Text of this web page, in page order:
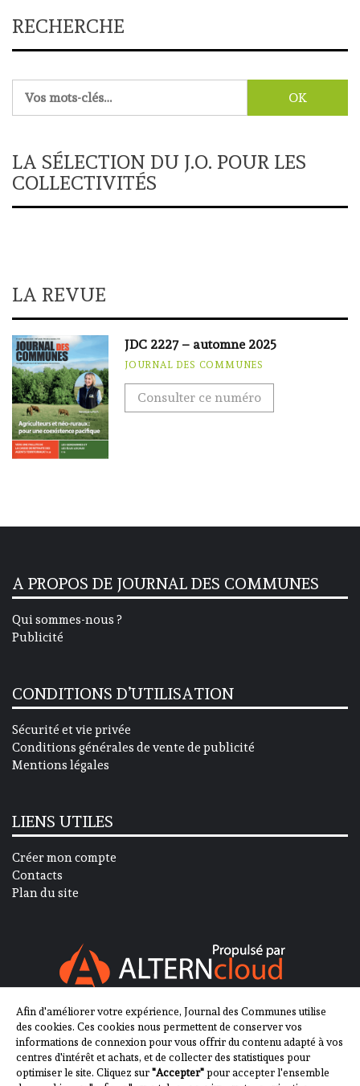
RECHERCHE
LA SÉLECTION DU J.O. POUR LES
COLLECTIVITÉS
LA REVUE
JDC 2227 – automne 2025
JOURNAL DES COMMUNES
Consulter ce numéro
A PROPOS DE JOURNAL DES COMMUNES
Qui sommes-nous ?
Publicité
CONDITIONS D’UTILISATION
Sécurité et vie privée
Conditions générales de vente de publicité
Mentions légales
LIENS UTILES
Créer mon compte
Contacts
Plan du site
SUIVEZ-NOUS SUR
Afin d'améliorer votre expérience, Journal des Communes utilise
des cookies. Ces cookies nous permettent de conserver vos
informations de connexion pour vous offrir du contenu adapté à vos
centres d'intérêt et achats, et de collecter des statistiques pour
optimiser le site. Cliquez sur"Accepter"pour accepter l'ensemble